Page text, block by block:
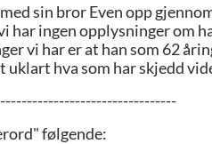
sin bror Even opp
har ingen opplysninger om
vi har er at han som 62
uklart hva som har skjedd
følgende: